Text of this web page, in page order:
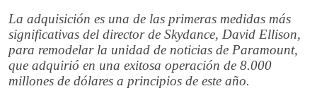
La adquisición es una de las primeras medidas más
significativas del director de Skydance, David Ellison,
para remodelar la unidad de noticias de Paramount,
que adquirió en una exitosa operación de 8.000
millones de dólares a principios de este año.